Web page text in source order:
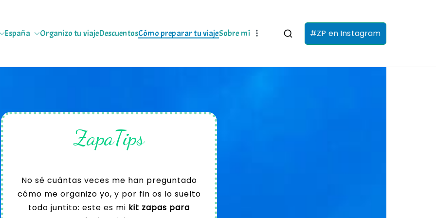
pa que te copies
España Organizo tu viajeDescuentosCómo preparar tu viajeSobre mí #ZP en Instagram
ZapaTips
No sé cuántas veces me han preguntado
cómo me organizo yo, y por fin os lo suelto
todo juntito: este es mi kit zapas para